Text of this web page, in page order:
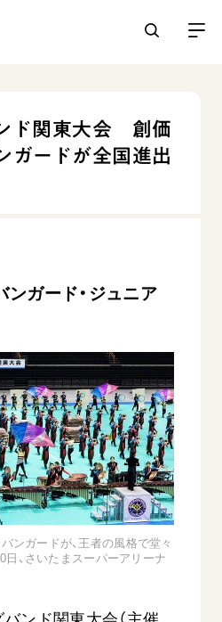
門）
生
生
生
を拡大
等」を促進
介
革命』要旨
ド関東大会 創価
ガードが全国進出
ンガード・ジュニア
ンガードが、王者の風格で堂々
日、さいたまスーパーアリーナ